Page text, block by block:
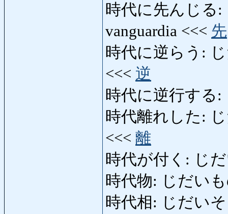
時代に先んじる:
vanguardia <<< 先
時代に逆らう:
<<< 逆
時代に逆行する
時代離れした:
<<< 離
時代が付く: じ
時代物: じだいも
時代相: じだいそ